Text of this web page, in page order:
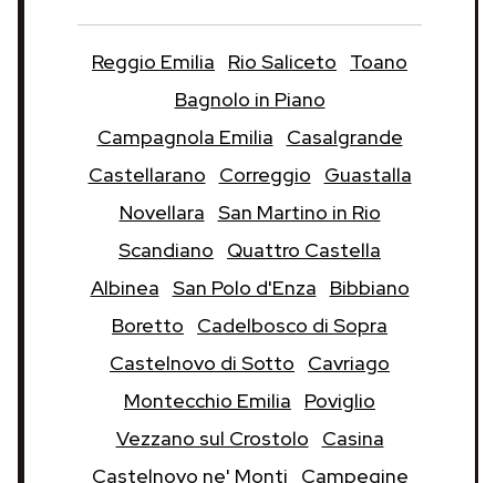
Reggio Emilia Rio Saliceto
Toano
Bagnolo in Piano
Campagnola Emilia
Casalgrande
Castellarano
Correggio
Guastalla
Novellara San Martino in Rio
Scandiano
Quattro Castella
Albinea San Polo d'Enza
Bibbiano
Boretto
Cadelbosco di Sopra
Castelnovo di Sotto
Cavriago
Montecchio Emilia
Poviglio
Vezzano sul Crostolo
Casina
Castelnovo ne' Monti
Campegine